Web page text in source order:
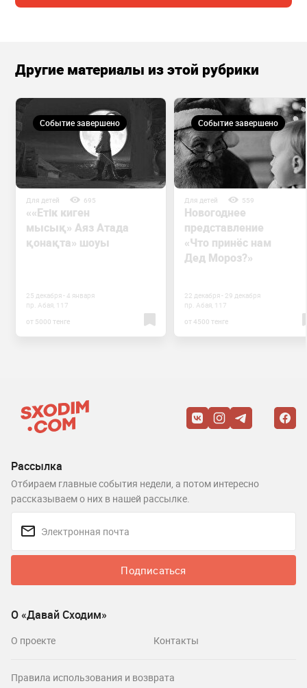
Другие материалы из этой рубрики
Событие завершено
Для детей 695
««Етік киген
мысық» Аяз Атада
қонақта» шоуы
25 декабря - 4 января
пр. Абая, 117
от 5000 тенге
Событие завершено
Для детей 559
Новогоднее
представление
«Что принёс нам
Дед Мороз?»
22 декабря - 29 декабря
пр. Абая, 117
от 4500 тенге
Рассылка
Отбираем главные события недели, а потом интересно
рассказываем о них в нашей рассылке.
Подписаться
О «Давай Сходим»
О проекте Контакты
Правила использования и возврата